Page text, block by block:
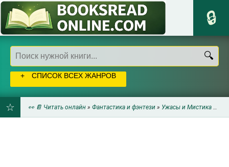
СПИСОК ВСЕХ ЖАНРОВ
👀 📔 Читать онлайн » Фантастика и фэнтези » Ужасы и Мистика